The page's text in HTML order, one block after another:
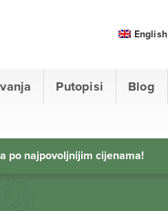
Putopisi Blog
English
po najpovoljnijim cijenama!